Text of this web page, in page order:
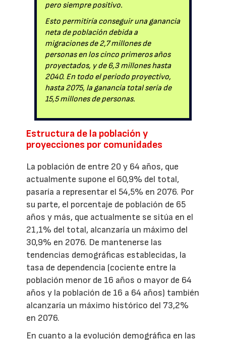
pero siempre positivo.
Esto permitiría conseguir una ganancia
neta de población debida a
migraciones de 2,7 millones de
personas en los cinco primeros años
proyectados, y de 6,3 millones hasta
2040. En todo el periodo proyectivo,
hasta 2075, la ganancia total sería de
15,5 millones de personas.
Estructura de la población y
proyecciones por comunidades
La población de entre 20 y 64 años, que
actualmente supone el 60,9% del total,
pasaría a representar el 54,5% en 2076. Por
su parte, el porcentaje de población de 65
años y más, que actualmente se sitúa en el
21,1% del total, alcanzaría un máximo del
30,9% en 2076. De mantenerse las
tendencias demográficas establecidas, la
tasa de dependencia (cociente entre la
población menor de 16 años o mayor de 64
años y la población de 16 a 64 años) también
alcanzaría un máximo histórico del 73,2%
en 2076.
En cuanto a la evolución demográfica en las